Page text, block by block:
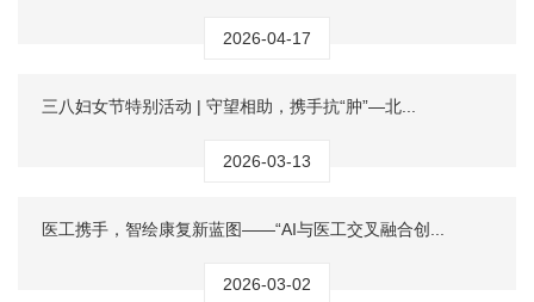
2026-04-17
三八妇女节特别活动 | 守望相助，携手抗“肿”—北...
2026-03-13
医工携手，智绘康复新蓝图——“AI与医工交叉融合创...
2026-03-02